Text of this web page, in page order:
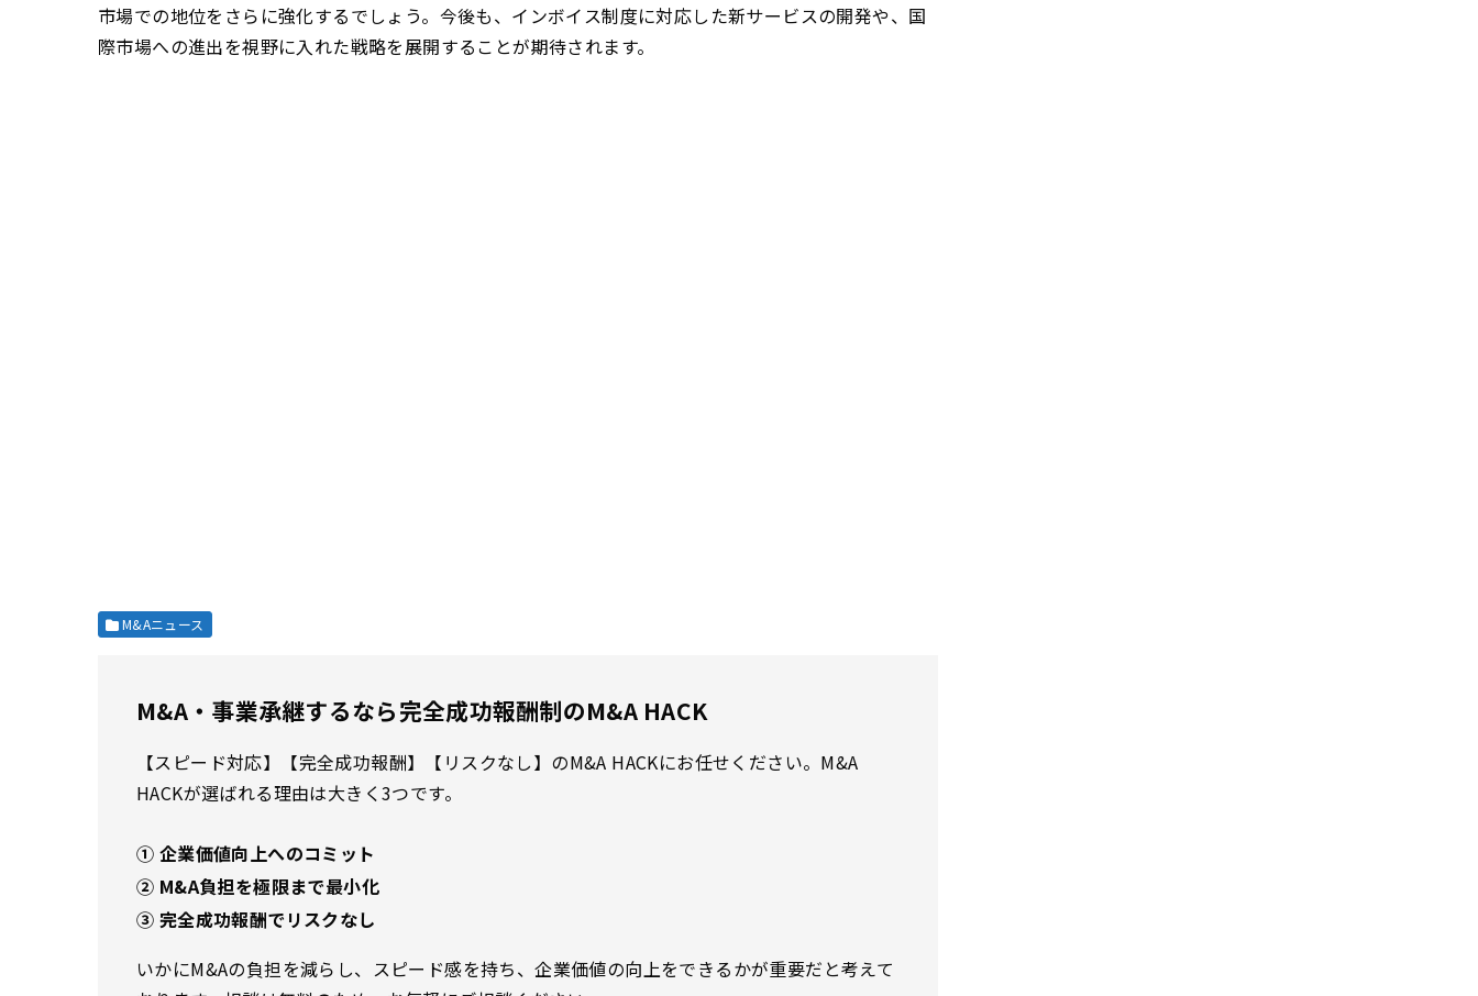
市場での地位をさらに強化するでしょう。今後も、インボイス制度に対応した新サービスの開発や、国
際市場への進出を視野に入れた戦略を展開することが期待されます。
M&Aニュース
M&A・事業承継するなら完全成功報酬制のM&A HACK
【スピード対応】【完全成功報酬】【リスクなし】のM&A HACKにお任せください。M&A
HACKが選ばれる理由は大きく3つです。
① 企業価値向上へのコミット
② M&A負担を極限まで最小化
③ 完全成功報酬でリスクなし
いかにM&Aの負担を減らし、スピード感を持ち、企業価値の向上をできるかが重要だと考えて